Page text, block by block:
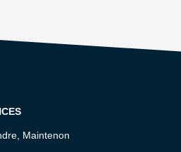
Maintenon